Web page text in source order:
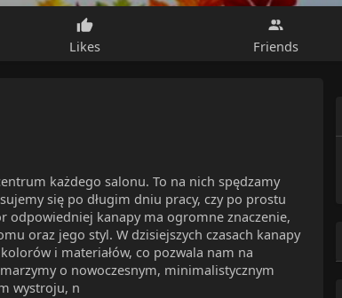
Likes Friends
każdego salonu. To na nich spędzamy
się po długim dniu pracy, czy po prostu
odpowiedniej kanapy ma ogromne znaczenie,
oraz jego styl. W dzisiejszych czasach kanapy
i materiałów, co pozwala nam na
o nowoczesnym, minimalistycznym
wystroju, n